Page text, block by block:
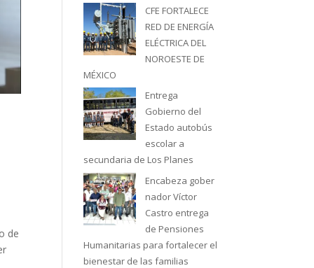
de
CFE FORTALECE
RED DE ENERGÍA
ELÉCTRICA DEL
NOROESTE DE
MÉXICO
Entrega
Gobierno del
Estado autobús
escolar a
secundaria de Los Planes
Encabeza gober
nador Víctor
Castro entrega
de Pensiones
Humanitarias para fortalecer el
bienestar de las familias